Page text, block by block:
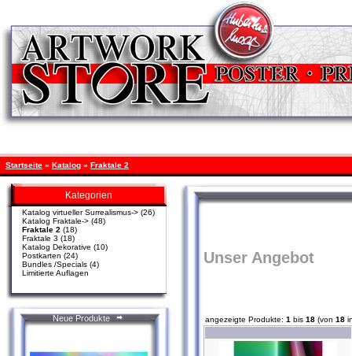
Startseite » Katalog » Fraktale 2
Kategorien
Katalog virtueller Surrealismus-> (26)
Katalog Fraktale-> (48)
Fraktale 2 (18)
Fraktale 3 (18)
Katalog Dekorative (10)
Postkarten (24)
Bundles /Specials (4)
Limitierte Auflagen
Neue Produkte
Unser Angebot
angezeigte Produkte: 1 bis 18 (von 18